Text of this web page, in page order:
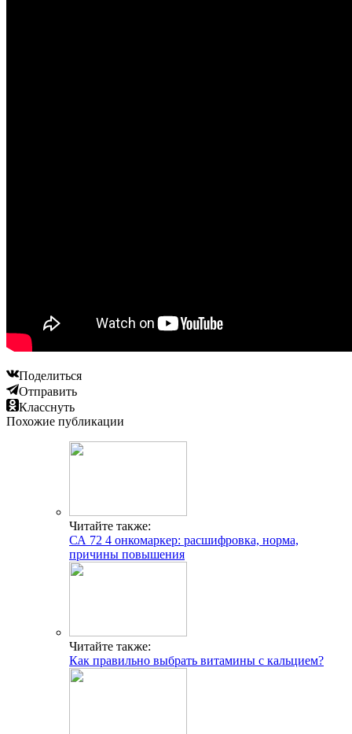
Поделиться
Отправить
Класснуть
Похожие публикации
Читайте также:
СА 72 4 онкомаркер: расшифровка, норма,
причины повышения
Читайте также:
Как правильно выбрать витамины с кальцием?